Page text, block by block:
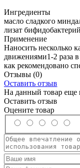
Ингредиенты
масло сладкого
лизат
Применение
Наносить несколько
движениями1-2 раза
как рекомендовано
Отзывы (0)
Оставить отзыв
На данный товар еще
Оставить отзыв
Оцените товар